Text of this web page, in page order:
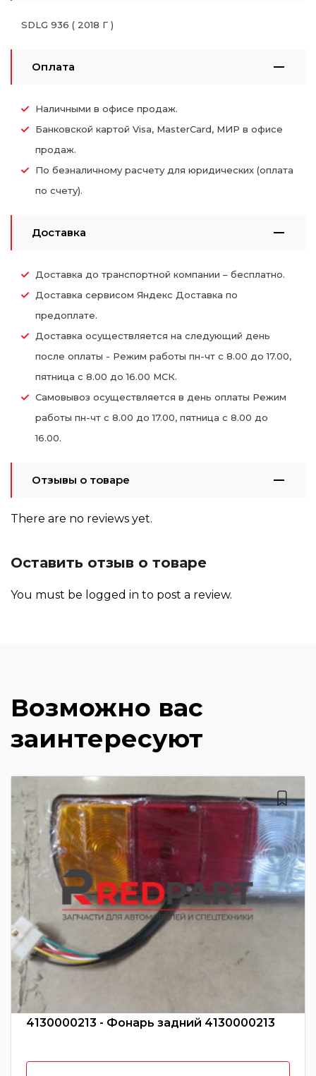
SDLG 936 ( 2018 Г )
Оплата
Наличными в офисе продаж.
Банковской картой Visa, MasterCard, МИР в офисе
продаж.
По безналичному расчету для юридических (оплата
по счету).
Доставка
Доставка до транспортной компании – бесплатно.
Доставка сервисом Яндекс Доставка по
предоплате.
Доставка осуществляется на следующий день
после оплаты - Режим работы пн-чт с 8.00 до 17.00,
пятница с 8.00 до 16.00 МСК.
Самовывоз осуществляется в день оплаты Режим
работы пн-чт с 8.00 до 17.00, пятница с 8.00 до
16.00.
Отзывы о товаре
There are no reviews yet.
Оставить отзыв о товаре
You must be logged in to post a review.
Возможно вас
заинтересуют
4130000213 - Фонарь задний 4130000213